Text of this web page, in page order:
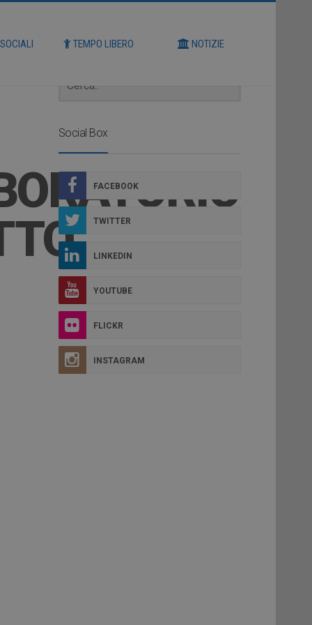
TEMPO LIBERO NOTIZIE
Social Box
FACEBOOK
TWITTER
LINKEDIN
YOUTUBE
FLICKR
INSTAGRAM